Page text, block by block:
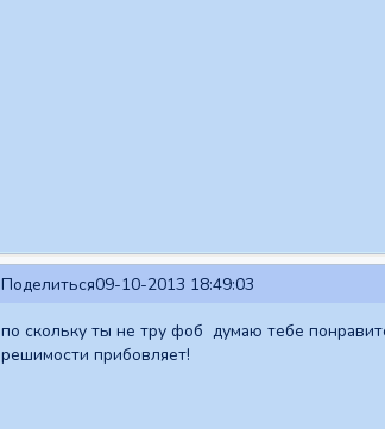
Поделиться09-10-2013 18:49:03
по скольку ты не тру фоб думаю тебе
решимости прибовляет!